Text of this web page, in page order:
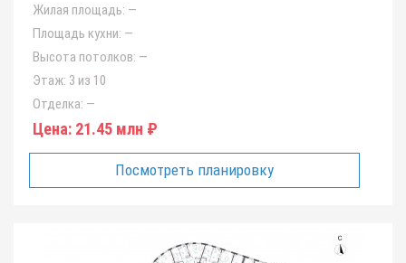
Жилая площадь: —
Площадь кухни: —
Высота потолков: —
Этаж: 3 из 10
Отделка: —
Цена: 21.45 млн ₽
Посмотреть планировку